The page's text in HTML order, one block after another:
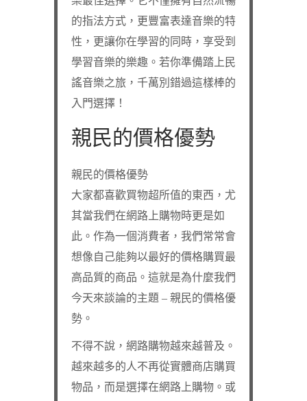
的指法方式，更豐富表達音樂的特
性，更讓你在學習的同時，享受到
學習音樂的樂趣。若你準備踏上民
謠音樂之旅，千萬別錯過這樣棒的
入門選擇！
親民的價格優勢
親民的價格優勢
大家都喜歡買物超所值的東西，尤
其當我們在網路上購物時更是如
此。作為一個消費者，我們常常會
想像自己能夠以最好的價格購買最
高品質的商品。這就是為什麼我們
今天來談論的主題 – 親民的價格優
勢。
不得不說，網路購物越來越普及。
越來越多的人不再從實體商店購買
物品，而是選擇在網路上購物。或